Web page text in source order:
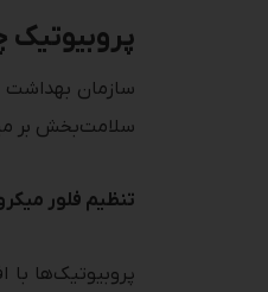
سلامت‌بخش بر
تنظیم فلور